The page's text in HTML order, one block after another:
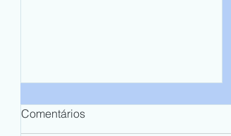
Comentários